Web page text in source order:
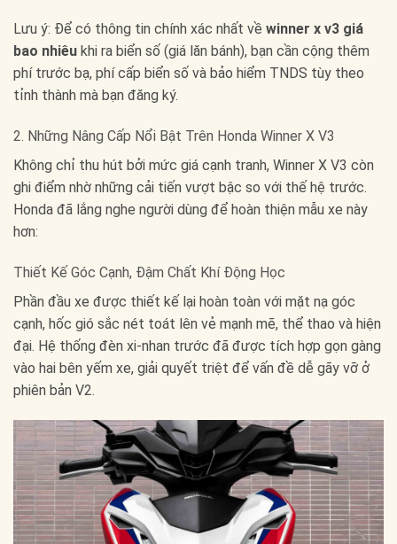
Lưu ý: Để có thông tin chính xác nhất về winner x v3 giá
bao nhiêu khi ra biển số (giá lăn bánh), bạn cần cộng thêm
phí trước bạ, phí cấp biển số và bảo hiểm TNDS tùy theo
tỉnh thành mà bạn đăng ký.
2. Những Nâng Cấp Nổi Bật Trên Honda Winner X V3
Không chỉ thu hút bởi mức giá cạnh tranh, Winner X V3 còn
ghi điểm nhờ những cải tiến vượt bậc so với thế hệ trước.
Honda đã lắng nghe người dùng để hoàn thiện mẫu xe này
hơn:
Thiết Kế Góc Cạnh, Đậm Chất Khí Động Học
Phần đầu xe được thiết kế lại hoàn toàn với mặt nạ góc
cạnh, hốc gió sắc nét toát lên vẻ mạnh mẽ, thể thao và hiện
đại. Hệ thống đèn xi-nhan trước đã được tích hợp gọn gàng
vào hai bên yếm xe, giải quyết triệt để vấn đề dễ gãy vỡ ở
phiên bản V2.